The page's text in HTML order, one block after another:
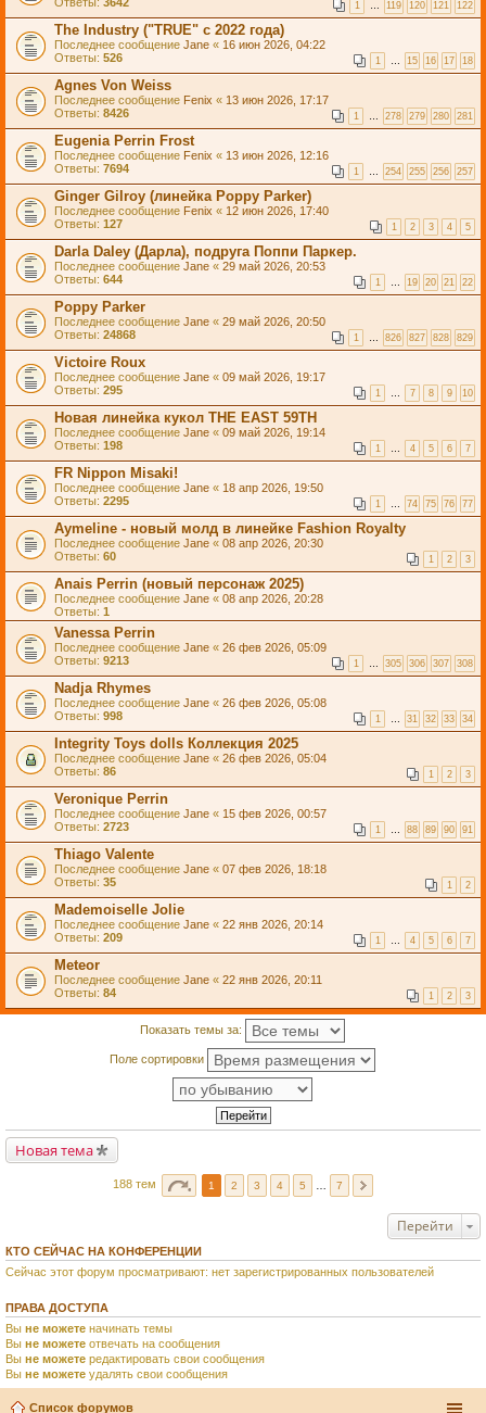
1 … 119 120 121 122
The Industry ("TRUE" с 2022 года)
Последнее сообщение Jane « 16 июн 2026, 04:22
Ответы: 526 1 … 15 16 17 18
Agnes Von Weiss
Последнее сообщение Fenix « 13 июн 2026, 17:17
Ответы: 8426 1 … 278 279 280 281
Eugenia Perrin Frost
Последнее сообщение Fenix « 13 июн 2026, 12:16
Ответы: 7694 1 … 254 255 256 257
Ginger Gilroy (линейка Poppy Parker)
Последнее сообщение Fenix « 12 июн 2026, 17:40
Ответы: 127 1 2 3 4 5
Darla Daley (Дарла), подруга Поппи Паркер.
Последнее сообщение Jane « 29 май 2026, 20:53
Ответы: 644 1 … 19 20 21 22
Poppy Parker
Последнее сообщение Jane « 29 май 2026, 20:50
Ответы: 24868 1 … 826 827 828 829
Victoire Roux
Последнее сообщение Jane « 09 май 2026, 19:17
Ответы: 295 1 … 7 8 9 10
Новая линейка кукол THE EAST 59TH
Последнее сообщение Jane « 09 май 2026, 19:14
Ответы: 198 1 … 4 5 6 7
FR Nippon Misaki!
Последнее сообщение Jane « 18 апр 2026, 19:50
Ответы: 2295 1 … 74 75 76 77
Aymeline - новый молд в линейке Fashion Royalty
Последнее сообщение Jane « 08 апр 2026, 20:30
Ответы: 60 1 2 3
Anais Perrin (новый персонаж 2025)
Последнее сообщение Jane « 08 апр 2026, 20:28
Ответы: 1
Vanessa Perrin
Последнее сообщение Jane « 26 фев 2026, 05:09
Ответы: 9213 1 … 305 306 307 308
Nadja Rhymes
Последнее сообщение Jane « 26 фев 2026, 05:08
Ответы: 998 1 … 31 32 33 34
Integrity Toys dolls Коллекция 2025
Последнее сообщение Jane « 26 фев 2026, 05:04
Ответы: 86 1 2 3
Veronique Perrin
Последнее сообщение Jane « 15 фев 2026, 00:57
Ответы: 2723 1 … 88 89 90 91
Thiago Valente
Последнее сообщение Jane « 07 фев 2026, 18:18
Ответы: 35 1 2
Mademoiselle Jolie
Последнее сообщение Jane « 22 янв 2026, 20:14
Ответы: 209 1 … 4 5 6 7
Meteor
Последнее сообщение Jane « 22 янв 2026, 20:11
Ответы: 84 1 2 3
Показать темы за:
Поле сортировки
Новая тема
188 тем 1 2 3 4 5 7
Перейти
КТО СЕЙЧАС НА КОНФЕРЕНЦИИ
Сейчас этот форум просматривают: нет зарегистрированных пользователей
ПРАВА ДОСТУПА
Вы не можете начинать темы
Вы не можете отвечать на сообщения
Вы не можете редактировать свои сообщения
Вы не можете удалять свои сообщения
Список форумов